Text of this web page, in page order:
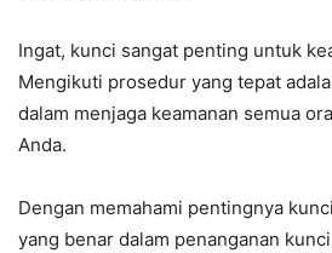
Ingat, kunci sangat penting untuk
Mengikuti prosedur yang tepat
dalam menjaga keamanan semua
Anda.
Dengan memahami pentingnya
yang benar dalam penanganan